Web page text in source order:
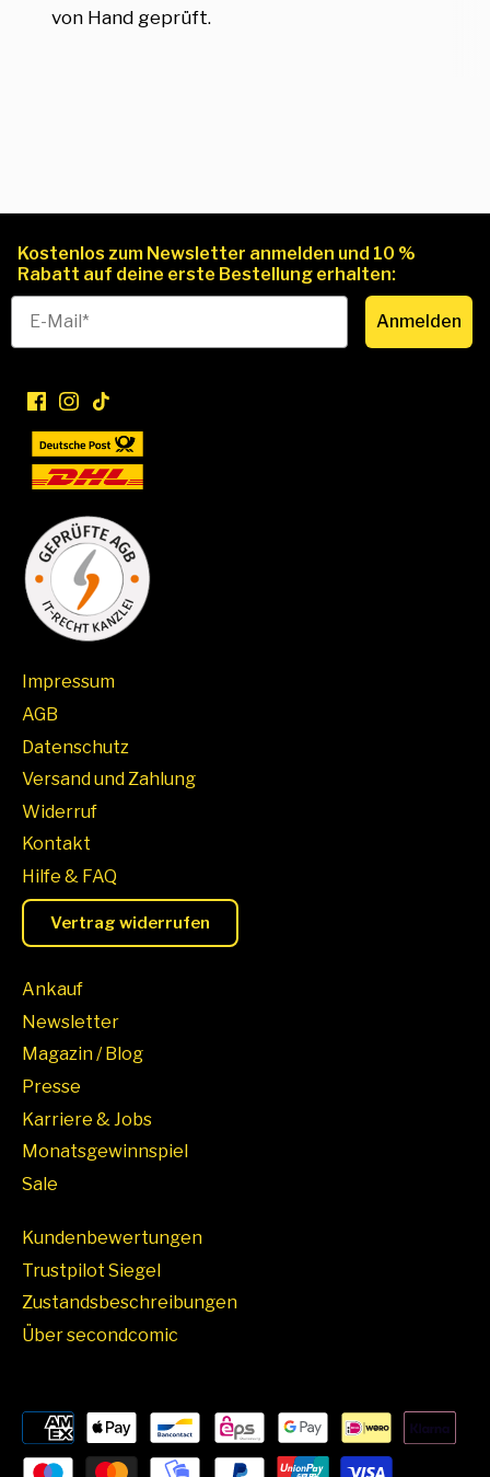
von Hand geprüft.
Kostenlos zum Newsletter anmelden und 10 %
Rabatt auf deine erste Bestellung erhalten:
Anmelden
Impressum
AGB
Datenschutz
Versand und Zahlung
Widerruf
Kontakt
Hilfe & FAQ
Vertrag widerrufen
Ankauf
Newsletter
Magazin / Blog
Presse
Karriere & Jobs
Monatsgewinnspiel
Sale
Kundenbewertungen
Trustpilot Siegel
Zustandsbeschreibungen
Über secondcomic